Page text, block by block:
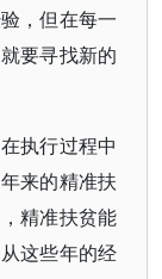
，但在每一
要寻找新的
执行过程中
来的精准扶
精准扶贫能
这些年的经